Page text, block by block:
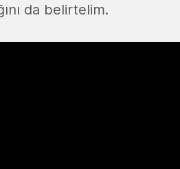
da belirtelim.